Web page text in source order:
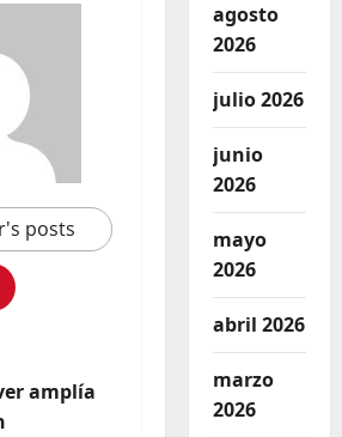
posts
amplía
agosto
2026
julio 2026
junio
2026
mayo
2026
abril 2026
marzo
2026